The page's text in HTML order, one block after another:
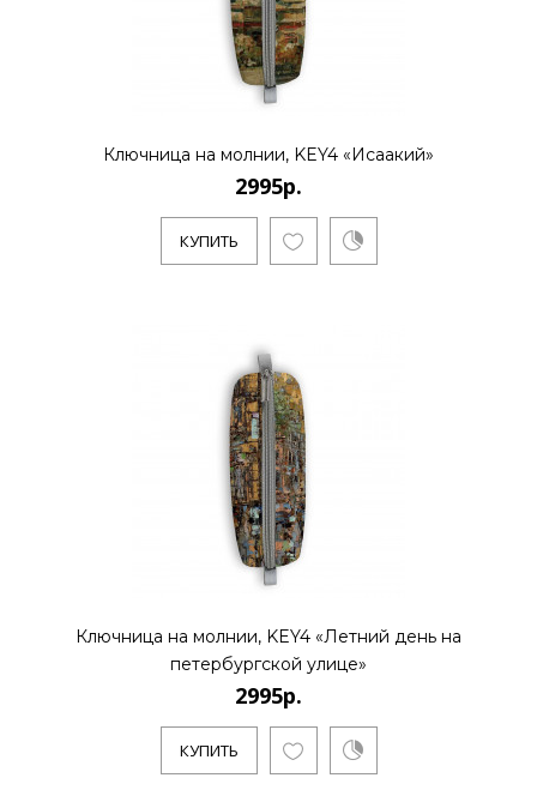
2995р.
КУПИТЬ
2995р.
..
КУПИТЬ
Ключница на молнии, KEY4 «Исаакий»
2995р.
КУПИТЬ
Ключница на молнии, KEY4 «Летний день на
петербургской улице»
2995р.
КУПИТЬ